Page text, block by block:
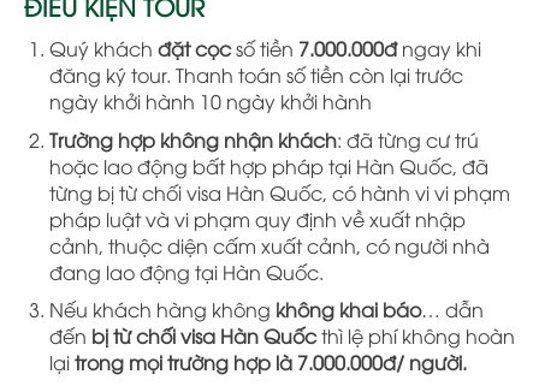
Quý khách đặt cọcsố tiền 7.000.000đngay khi
đăng ký tour. Thanh toán số tiền còn lại trước
ngày khởi hành 10 ngày khởi hành
Trường hợp không nhận khách: đã từng cư trú
hoặc lao động bất hợp pháp tại Hàn Quốc, đã
từng bị từ chối visa Hàn Quốc, có hành vi vi phạm
pháp luật và vi phạm quy định về xuất nhập
cảnh, thuộc diện cấm xuất cảnh, có người nhà
đang lao động tại Hàn Quốc.
Nếu khách hàng không không khai báo… dẫn
đến bị từ chối visa Hàn Quốcthì lệ phí không hoàn
lạitrong mọi trường hợp là 7.000.000đ/ người.